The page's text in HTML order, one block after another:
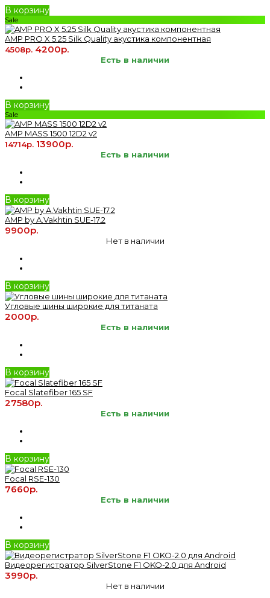
В корзину
Sale
AMP PRO X 5.25 Silk Quality акустика компонентная
4508р. 4200р.
Есть в наличии
В корзину
Sale
AMP MASS 1500 12D2 v2
14714р. 13900р.
Есть в наличии
В корзину
AMP by A.Vakhtin SUE-17.2
9900р.
Нет в наличии
В корзину
Угловые шины широкие для титаната
2000р.
Есть в наличии
В корзину
Focal Slatefiber 165 SF
27580р.
Есть в наличии
В корзину
Focal RSE-130
7660р.
Есть в наличии
В корзину
Видеорегистратор SilverStone F1 OKO-2.0 для Android
3990р.
Нет в наличии